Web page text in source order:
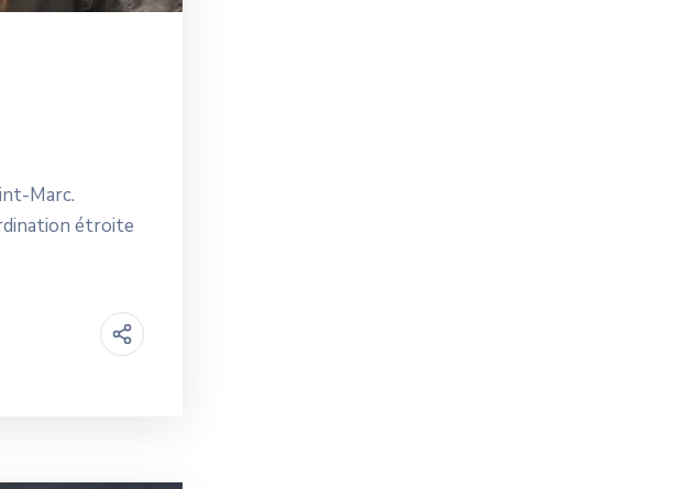
Marc.
étroite